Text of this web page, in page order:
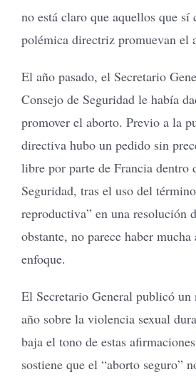
no está claro que aquellos que sí
polémica directriz promuevan el
El año pasado, el Secretario
Consejo de Seguridad le había
promover el aborto. Previo a la
directiva hubo un pedido sin
libre por parte de Francia dentro
Seguridad, tras el uso del
reproductiva” en una resolución
obstante, no parece haber mucha
enfoque.
El Secretario General publicó un
año sobre la violencia sexual
baja el tono de estas
sostiene que el “aborto seguro”